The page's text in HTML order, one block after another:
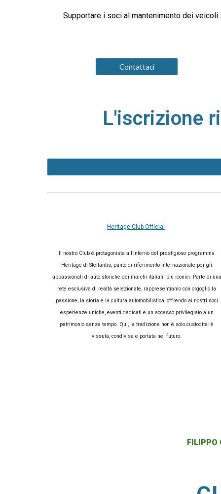
Supportare i soci al mantenimento dei
Contattaci
L'iscrizione
Heritage Club Official
Il nostro Club è protagonista all’interno del prestigioso programma
Heritage di Stellantis, punto di riferimento internazionale per gli
appassionati di auto storiche dei marchi italiani più iconici. Parte di una
rete esclusiva di realtà selezionate, rappresentiamo con orgoglio la
passione, la storia e la cultura automobilistica, offrendo ai nostri soci
esperienze uniche, eventi dedicati e un accesso privilegiato a un
patrimonio senza tempo. Qui, la tradizione non è solo custodita: è
vissuta, condivisa e portata nel futuro.
FILIPPO